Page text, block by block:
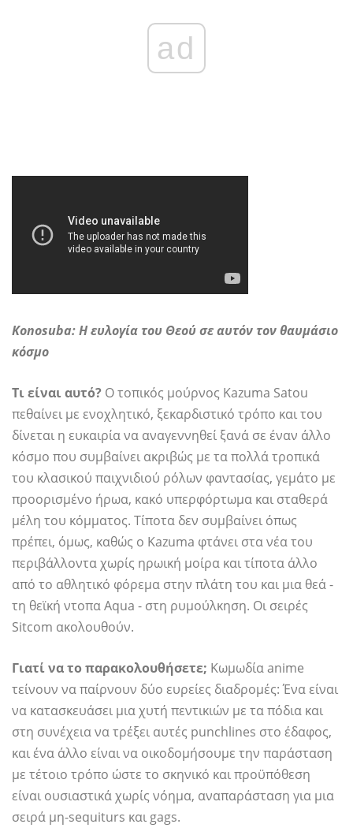
ad
Konosuba: Η ευλογία του Θεού σε αυτόν τον θαυμάσιο
κόσμο
Τι είναι αυτό? Ο τοπικός μούρνος Kazuma Satou
πεθαίνει με ενοχλητικό, ξεκαρδιστικό τρόπο και του
δίνεται η ευκαιρία να αναγεννηθεί ξανά σε έναν άλλο
κόσμο που συμβαίνει ακριβώς με τα πολλά τροπικά
του κλασικού παιχνιδιού ρόλων φαντασίας, γεμάτο με
προορισμένο ήρωα, κακό υπερφόρτωμα και σταθερά
μέλη του κόμματος. Τίποτα δεν συμβαίνει όπως
πρέπει, όμως, καθώς ο Kazuma φτάνει στα νέα του
περιβάλλοντα χωρίς ηρωική μοίρα και τίποτα άλλο
από το αθλητικό φόρεμα στην πλάτη του και μια θεά -
τη θεϊκή ντοπα Aqua - στη ρυμούλκηση. Οι σειρές
Sitcom ακολουθούν.
Γιατί να το παρακολουθήσετε; Κωμωδία anime
τείνουν να παίρνουν δύο ευρείες διαδρομές: Ένα είναι
να κατασκευάσει μια χυτή πεντικιών με τα πόδια και
στη συνέχεια να τρέξει αυτές punchlines στο έδαφος,
και ένα άλλο είναι να οικοδομήσουμε την παράσταση
με τέτοιο τρόπο ώστε το σκηνικό και προϋπόθεση
είναι ουσιαστικά χωρίς νόημα, αναπαράσταση για μια
σειρά μη-sequiturs και gags.